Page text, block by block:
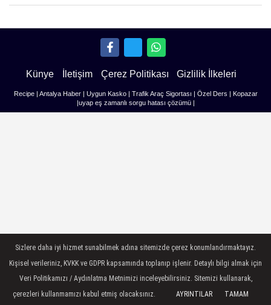
Künye İletişim Çerez Politikası Gizlilik İlkeleri
Recipe| Antalya Haber| Uygun Kasko| Trafik Araç Sigortası Özel Ders
Kopazar
uyap eş zamanlı sorgu hatası çözümü|
Sizlere daha iyi hizmet sunabilmek adına sitemizde çerez konumlandırmaktayız.
Kişisel verileriniz, KVKK ve GDPR kapsamında toplanıp işlenir. Detaylı bilgi almak için
Veri Politikamızı / Aydınlatma Metnimizi inceleyebilirsiniz. Sitemizi kullanarak,
çerezleri kullanmamızı kabul etmiş olacaksınız.
AYRINTILAR TAMAM